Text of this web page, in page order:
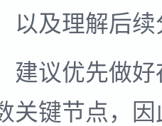
以及理解后
建议优先做
关键节点，